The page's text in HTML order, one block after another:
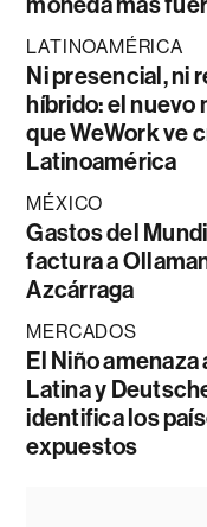
LATINOAMÉRICA
Ni presencial, ni
híbrido: el nuevo
que WeWork ve
Latinoamérica
MÉXICO
Gastos del
factura a
Azcárraga
MERCADOS
El Niño
Latina y
identifica los
expuestos